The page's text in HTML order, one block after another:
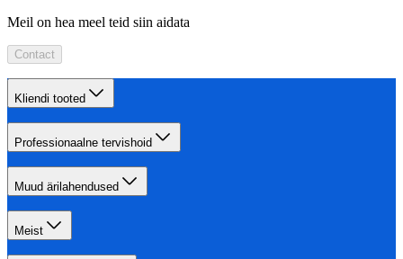
Meil on hea meel teid siin aidata
Contact
Kliendi tooted
Professionaalne tervishoid
Muud ärilahendused
Meist